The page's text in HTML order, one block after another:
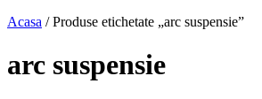
Acasa / Produse etichetate „arc suspensie”
arc suspensie